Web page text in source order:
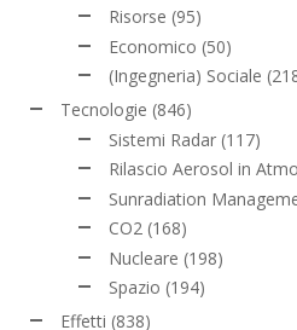
Risorse (95)
Economico (50)
(Ingegneria) Sociale
Tecnologie (846)
Sistemi Radar (117)
Rilascio Aerosol in
Sunradiation
CO2 (168)
Nucleare (198)
Spazio (194)
Effetti (838)